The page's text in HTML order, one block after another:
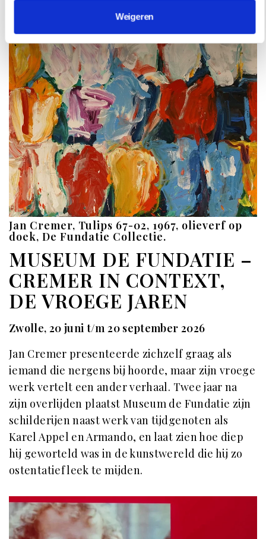
Weigeren
Jan Cremer, Tulips 67-02, 1967, olieverf op
doek, De Fundatie Collectie.
MUSEUM DE FUNDATIE –
CREMER IN CONTEXT,
DE VROEGE JAREN
Zwolle, 20 juni t/m 20 september 2026
Jan Cremer presenteerde zichzelf graag als
iemand die nergens bij hoorde, maar zijn vroege
werk vertelt een ander verhaal. Twee jaar na
zijn overlijden plaatst Museum de Fundatie zijn
schilderijen naast werk van tijdgenoten als
Karel Appel en Armando, en laat zien hoe diep
hij geworteld was in de kunstwereld die hij zo
ostentatief leek te mijden.